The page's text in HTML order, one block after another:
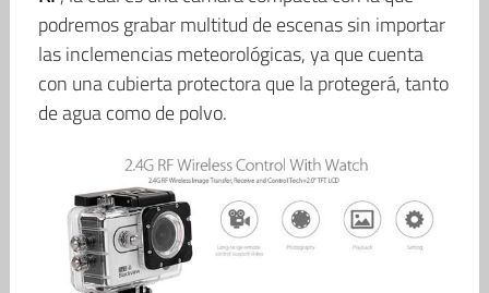
podremos grabar multitud de escenas sin importar
las inclemencias meteorológicas, ya que cuenta
con una cubierta protectora que la protegerá, tanto
de agua como de polvo.